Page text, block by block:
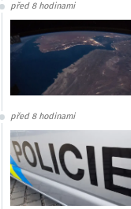
před 8 hodinami
před 8 hodinami